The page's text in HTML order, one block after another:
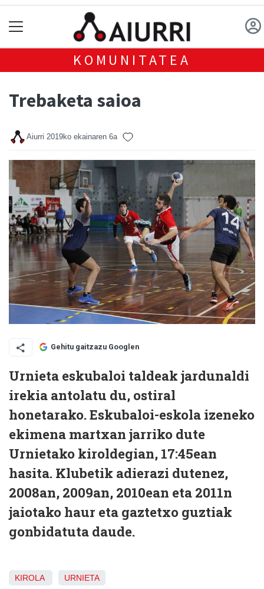
KOMUNITATEA
Trebaketa saioa
Aiurri 2019ko ekainaren 6a
Gehitu gaitzazu Googlen
Urnieta eskubaloi taldeak jardunaldi
irekia antolatu du, ostiral
honetarako. Eskubaloi-eskola izeneko
ekimena martxan jarriko dute
Urnietako kiroldegian, 17:45ean
hasita. Klubetik adierazi dutenez,
2008an, 2009an, 2010ean eta 2011n
jaiotako haur eta gaztetxo guztiak
gonbidatuta daude.
KIROLA URNIETA